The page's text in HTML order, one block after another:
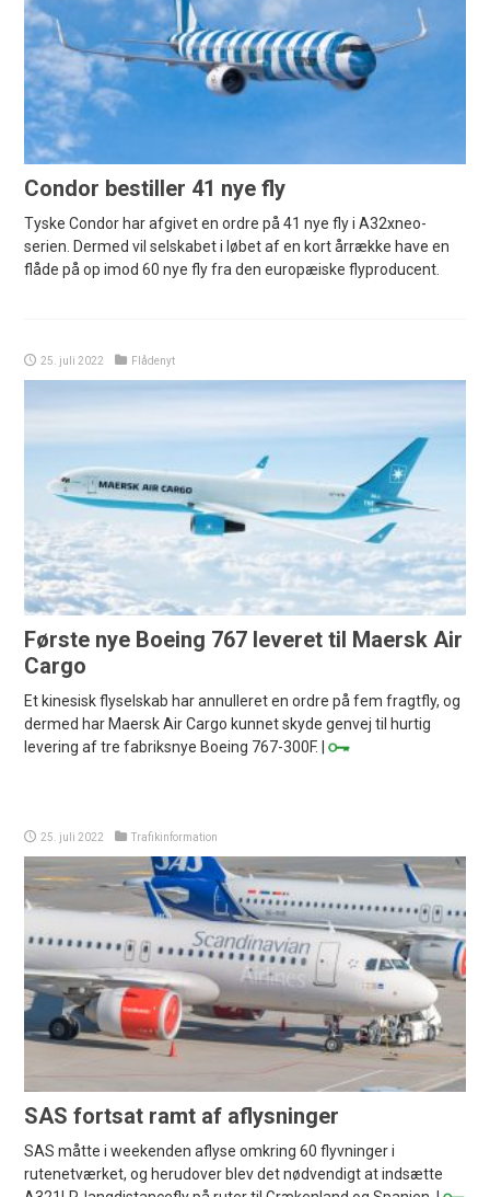
Condor bestiller 41 nye fly
Tyske Condor har afgivet en ordre på 41 nye fly i A32xneo-
serien. Dermed vil selskabet i løbet af en kort årrække have en
flåde på op imod 60 nye fly fra den europæiske flyproducent.
25. juli 2022 Flådenyt
Første nye Boeing 767 leveret til Maersk Air
Cargo
Et kinesisk flyselskab har annulleret en ordre på fem fragtfly, og
dermed har Maersk Air Cargo kunnet skyde genvej til hurtig
levering af tre fabriksnye Boeing 767-300F. |
25. juli 2022 Trafikinformation
SAS fortsat ramt af aflysninger
SAS måtte i weekenden aflyse omkring 60 flyvninger i
rutenetværket, og herudover blev det nødvendigt at indsætte